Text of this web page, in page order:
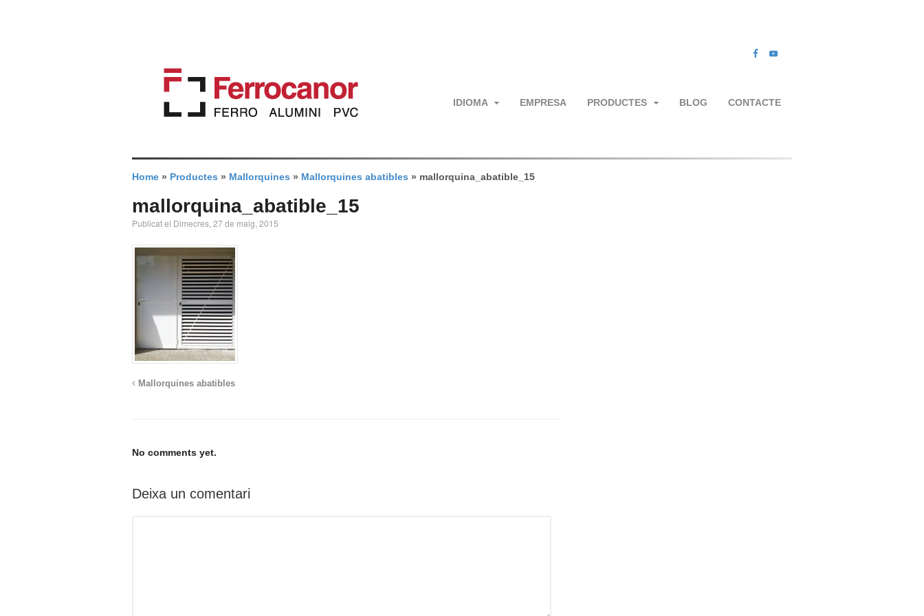
IDIOMA EMPRESA PRODUCTES BLOG CONTACTE
Home » Productes » Mallorquines » Mallorquines abatibles » mallorquina_abatible_15
mallorquina_abatible_15
Publicat el Dimecres, 27 de maig, 2015
Mallorquines abatibles
No comments yet.
Deixa un comentari